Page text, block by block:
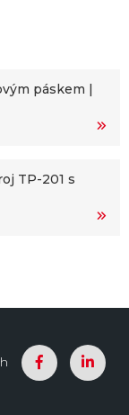
páskem |
TP-201 s